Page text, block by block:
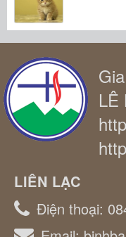
LÊ
LIÊN LẠC
Điện thoại: